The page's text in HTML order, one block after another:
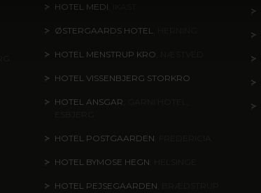
HOTEL MEDI
ØSTERGAARDS HOTEL
HOTEL MENSTRUP KRO
HOTEL VISSENBJERG STORKRO
HOTEL ANSGAR
HOTEL POSTGAARDEN
HOTEL BYMOSE HEGN
HOTEL PEJSEGAARDEN